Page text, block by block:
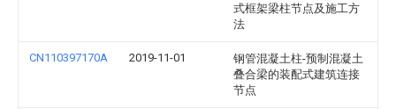
式框架梁柱节点及施工方
法
CN110397170A 2019-11-01
钢管混凝土柱-预制混凝土
叠合梁的装配式建筑连接
节点